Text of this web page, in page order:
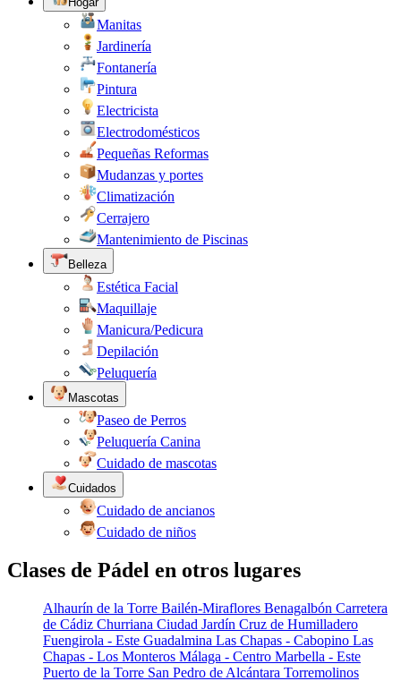
Manitas
Jardinería
Fontanería
Pintura
Electricista
Electrodomésticos
Pequeñas Reformas
Mudanzas y portes
Climatización
Cerrajero
Mantenimiento de Piscinas
Belleza
Estética Facial
Maquillaje
Manicura/Pedicura
Depilación
Peluquería
Mascotas
Paseo de Perros
Peluquería Canina
Cuidado de mascotas
Cuidados
Cuidado de ancianos
Cuidado de niños
Clases de Pádel en otros lugares
Alhaurín de la Torre Bailén-Miraflores Benagalbón Carretera
de Cádiz Churriana Ciudad Jardín Cruz de Humilladero
Fuengirola - Este Guadalmina Las Chapas - Cabopino Las
Chapas - Los Monteros Málaga - Centro Marbella - Este
Puerto de la Torre San Pedro de Alcántara Torremolinos